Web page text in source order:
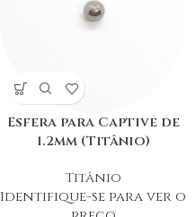
Esfera para Captive de
1.2mm (Titânio)
Titânio
Identifique-se para ver o